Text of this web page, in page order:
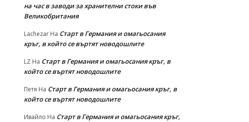
на час в заводи за хранителни стоки във
Великобритания
Lachezar На Старт в Германия и омагьосания
кръг, в който се въртят новодошлите
LZ На Старт в Германия и омагьосания кръг, в
който се въртят новодошлите
Петя На Старт в Германия и омагьосания кръг, в
който се въртят новодошлите
Ивайло На Старт в Германия и омагьосания кръг,